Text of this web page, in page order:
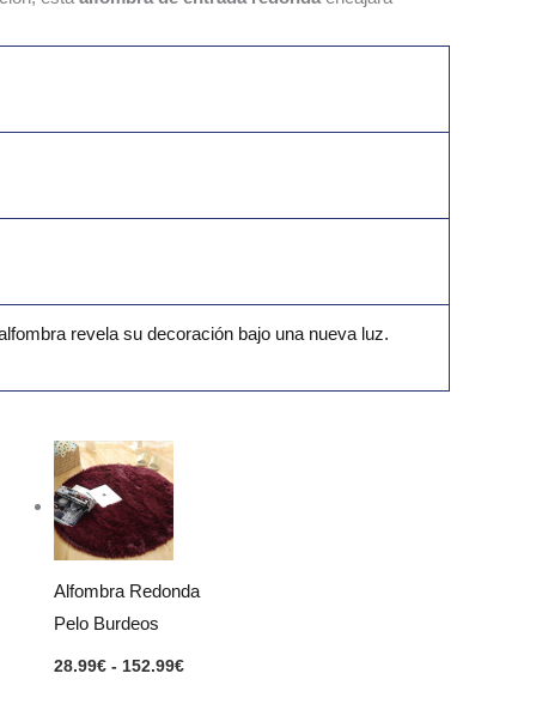
revela su decoración bajo una nueva luz.
Alfombra Redonda
Pelo Burdeos
28.99€ - 152.99€